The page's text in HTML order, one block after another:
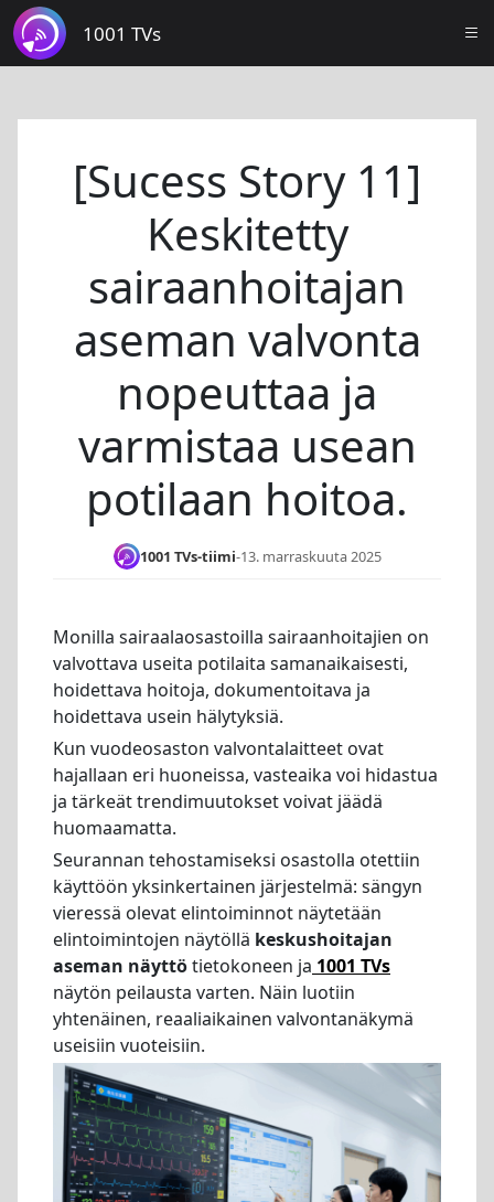
1001 TVs
[Sucess Story 11]
Keskitetty
sairaanhoitajan
aseman valvonta
nopeuttaa ja
varmistaa usean
potilaan hoitoa.
1001 TVs-tiimi-13. marraskuuta 2025
Monilla sairaalaosastoilla sairaanhoitajien on
valvottava useita potilaita samanaikaisesti,
hoidettava hoitoja, dokumentoitava ja
hoidettava usein hälytyksiä.
Kun vuodeosaston valvontalaitteet ovat
hajallaan eri huoneissa, vasteaika voi hidastua
ja tärkeät trendimuutokset voivat jäädä
huomaamatta.
Seurannan tehostamiseksi osastolla otettiin
käyttöön yksinkertainen järjestelmä: sängyn
vieressä olevat elintoiminnot näytetään
elintoimintojen näytöllä keskushoitajan
aseman näyttötietokoneen ja 1001 TVs
näytön peilausta varten. Näin luotiin
yhtenäinen, reaaliaikainen valvontanäkymä
useisiin vuoteisiin.